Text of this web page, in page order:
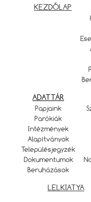
KEZDŐLAP
ADATTÁR
Papjaink
Parókiák
Intézmények
Alapítványok
Településjegyzék
Dokumentumok
Beruházások
LELKIATYA